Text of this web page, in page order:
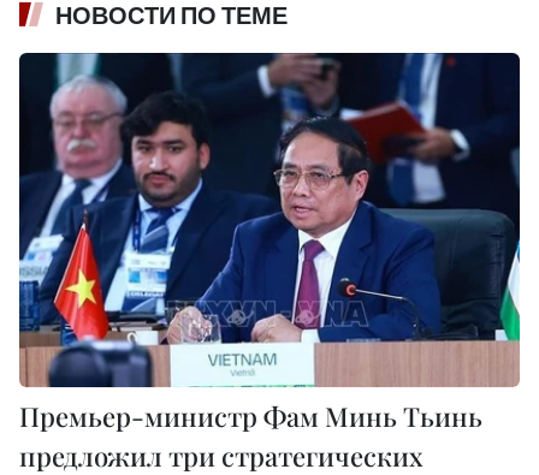
НОВОСТИ ПО ТЕМЕ
Премьер-министр Фам Минь Тьинь
предложил три стратегических